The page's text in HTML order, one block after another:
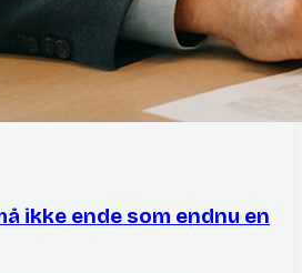
ikke ende som endnu en